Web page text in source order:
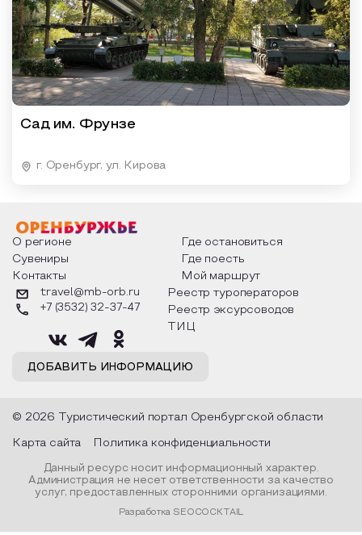
Сад им. Фрунзе
г. Оренбург, ул. Кирова
О регионе
Где остановиться
Сувениры
Где поесть
Контакты
Мой маршрут
ДОБАВИТЬ ИНФОРМАЦИЮ
travel@mb-orb.ru
+7 (3532) 32-37-47
Реестр туроператоров
Реестр эксурсоводов
ТИЦ
© 2026 Туристический портал Оренбургской области
Карта сайта Политика конфиденциальности
Данный ресурс носит информационный характер.
Администрация не несет ответственности за качество
услуг, предоставленных сторонними организациями.
Разработка SEOCOCKTAIL